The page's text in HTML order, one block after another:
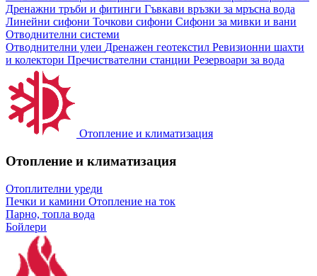
Дренажни тръби и фитинги Гъвкави връзки за мръсна вода
Линейни сифони Точкови сифони Сифони за мивки и вани
Отводнителни системи
Отводнителни улеи Дренажен геотекстил Ревизионни шахти
и колектори Пречиствателни станции Резервоари за вода
Отопление и климатизация
Отопление и климатизация
Отоплителни уреди
Печки и камини Отопление на ток
Парно, топла вода
Бойлери